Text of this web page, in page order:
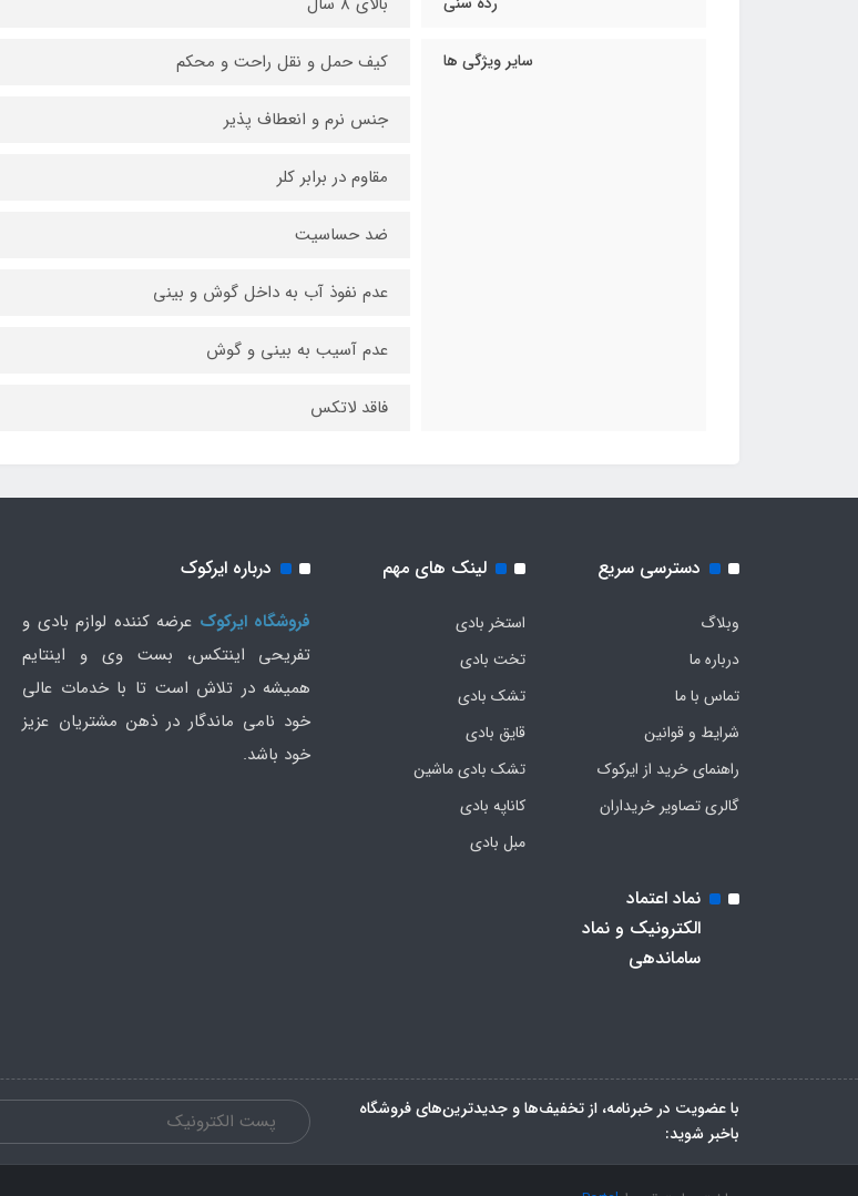
سایر ویژگی ها کیف حمل و نقل راحت و محکم
جنس نرم و انعطاف پذیر
مقاوم در برابر کلر
ضد حساسیت
عدم نفوذ آب به داخل گوش و بینی
عدم آسیب به بینی و گوش
فاقد لاتکس
دسترسی سریع
وبلاگ
درباره ما
تماس با ما
شرایط و قوانین
راهنمای خرید از ایرکوک
گالری تصاویر خریداران
لینک های مهم
استخر بادی
تخت بادی
تشک بادی
قایق بادی
تشک بادی ماشین
کاناپه بادی
مبل بادی
درباره ایرکوک
فروشگاه ایرکوک عرضه کننده لوازم بادی و
تفریحی اینتکس، بست وی و اینتایم
همیشه در تلاش است تا با خدمات عالی
خود نامی ماندگار در ذهن مشتریان عزیز
خود باشد.
نماد اعتماد
الکترونیک و نماد
ساماندهی
با عضویت در خبرنامه، از تخفیف‌ها و جدیدترین‌های فروشگاه
باخبر شوید: